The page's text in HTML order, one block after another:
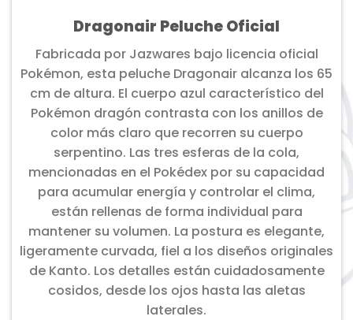
Dragonair Peluche Oficial
Fabricada por Jazwares bajo licencia oficial
Pokémon, esta peluche Dragonair alcanza los 65
cm de altura. El cuerpo azul característico del
Pokémon dragón contrasta con los anillos de
color más claro que recorren su cuerpo
serpentino. Las tres esferas de la cola,
mencionadas en el Pokédex por su capacidad
para acumular energía y controlar el clima,
están rellenas de forma individual para
mantener su volumen. La postura es elegante,
ligeramente curvada, fiel a los diseños originales
de Kanto. Los detalles están cuidadosamente
cosidos, desde los ojos hasta las aletas
laterales.